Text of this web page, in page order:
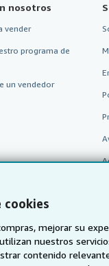
cookies
mejorar su
nuestros
contenido
nosotros
vender
programa de
un vendedor